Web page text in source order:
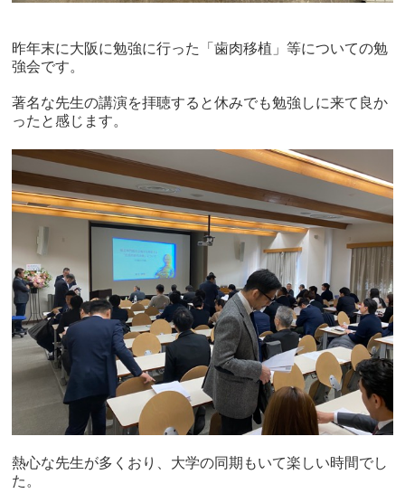
昨年末に大阪に勉強に行った「歯肉移植」等についての勉
強会です。
著名な先生の講演を拝聴すると休みでも勉強しに来て良か
ったと感じます。
熱心な先生が多くおり、大学の同期もいて楽しい時間でし
た。